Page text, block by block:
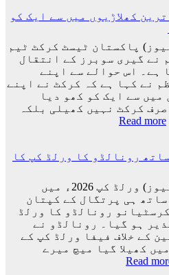
واپس
کیوں
گئے؟
وجہ
سامنے
آ
گئی
کھلاڑیوں میں سے ایک کو
پاکستان ٹیسٹ کرکٹ ٹیم
نے گیری سوبرز کے انتقال
ہے۔ اس حوالے سے اپنے
نے کہا ہے کہ کرکٹ نے اپنے
میں سے ایک کو کھو دیا
کرکٹ نہیں کھیلی بلکہ
Read more
:
اپنے
ترین
کھلاڑیوں
میں
سے
ایک
کو
کھو
رونالڈو کا ورلڈ کپ کا
اسلام آباد (مانند نیوز) ورلڈ کپ 2026ء میں
ہی پرتگال کے کپتان
رونالڈو کا ورلڈ
ہو گیا۔ رونالڈو نے
کے خلاف فیفا ورلڈ کپ کے
کھیلا گیا میچ میرے
Read
: